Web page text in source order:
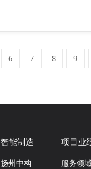
6 7 8 9
智能制造
扬州中构
项目业
服务领